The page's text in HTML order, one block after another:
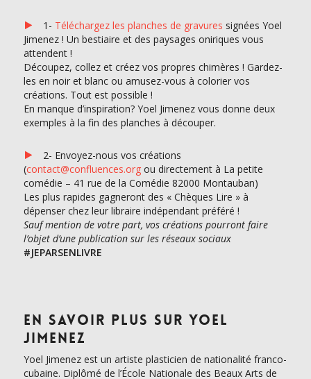
1- Téléchargez les planches de gravures signées Yoel
Jimenez ! Un bestiaire et des paysages oniriques vous
attendent !
Découpez, collez et créez vos propres chimères ! Gardez-
les en noir et blanc ou amusez-vous à colorier vos
créations. Tout est possible !
En manque d’inspiration? Yoel Jimenez vous donne deux
exemples à la fin des planches à découper.
2- Envoyez-nous vos créations
(contact@confluences.orgou directement à La petite
comédie – 41 rue de la Comédie 82000 Montauban)
Les plus rapides gagneront des « Chèques Lire » à
dépenser chez leur libraire indépendant préféré !
Sauf mention de votre part, vos créations pourront faire
l’objet d’une publication sur les réseaux sociaux
#JEPARSENLIVRE
En savoir plus sur Yoel
Jimenez
Yoel Jimenez est un artiste plasticien de nationalité franco­-
cubaine. Diplômé de l’École Nationale des Beaux Arts de